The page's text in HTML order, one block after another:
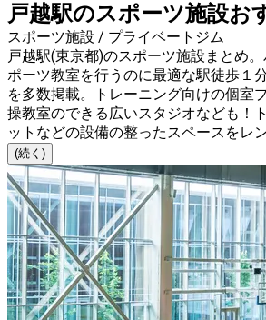
戸越駅のスポーツ施設お
スポーツ施設 / プライベートジム
戸越駅(東京都)のスポーツ施設まとめ
ポーツ教室を行うのに最適な駅徒歩１
を多数掲載。トレーニング向けの個室
操教室のできる広いスタジオなども！
ットなどの設備の整ったスペースをレ
(続く)